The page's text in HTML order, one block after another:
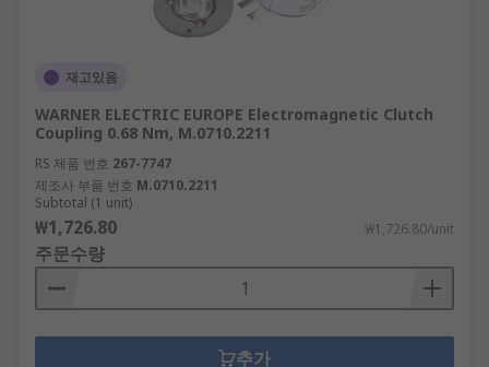
재고있음
WARNER ELECTRIC EUROPE Electromagnetic Clutch
Coupling 0.68 Nm, M.0710.2211
RS 제품 번호 267-7747
제조사 부품 번호 M.0710.2211
Subtotal (1 unit)
₩1,726.80 ₩1,726.80/unit
주문수량
추가